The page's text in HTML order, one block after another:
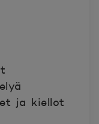
ja kiellot